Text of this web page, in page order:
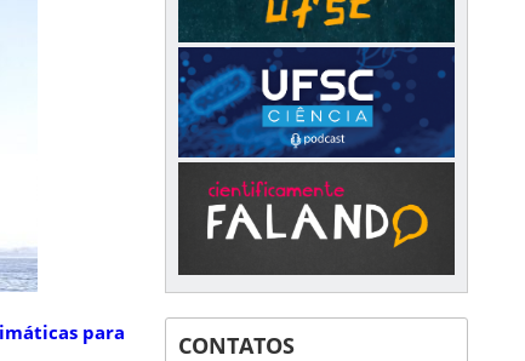
para
CONTATOS